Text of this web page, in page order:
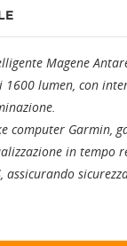
Magene
lumen, con
computer Garmin,
in tempo
assicurando